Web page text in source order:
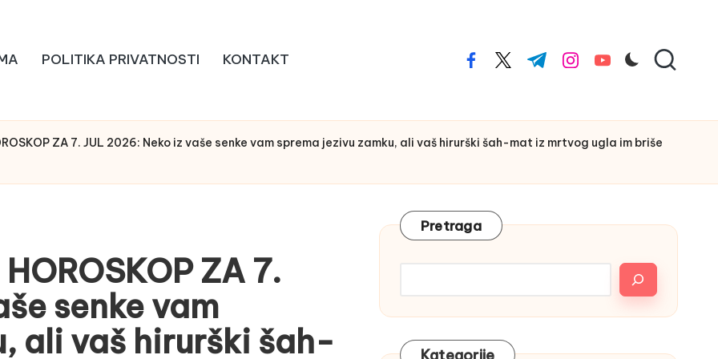
POLITIKA PRIVATNOSTI KONTAKT facebook.com
twitter.com
t.me instagram.com
youtube.com
ZA 7. JUL 2026: Neko iz vaše senke vam sprema jezivu zamku, ali vaš hirurški šah-mat iz mrtvog ugla im briše
ZA 7.
senke vam
ali vaš hirurški šah-
Pretraga